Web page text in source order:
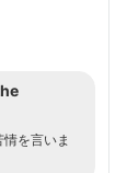
を言いま